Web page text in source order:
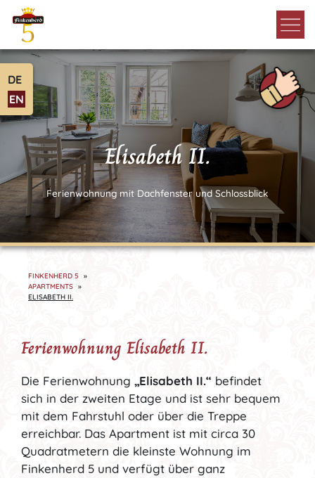
DE
EN
Elisabeth II.
Ferienwohnung mit Dachfenster und Schlossblick
FINKENHERD 5
APARTMENTS
ELISABETH II.
Ferienwohnung Elisabeth II.
Die Ferienwohnung „Elisabeth II.“ befindet
sich in der zweiten Etage und ist sehr bequem
mit dem Fahrstuhl oder über die Treppe
erreichbar. Das Apartment ist mit circa 30
Quadratmetern die kleinste Wohnung im
Finkenherd 5 und verfügt über ganz